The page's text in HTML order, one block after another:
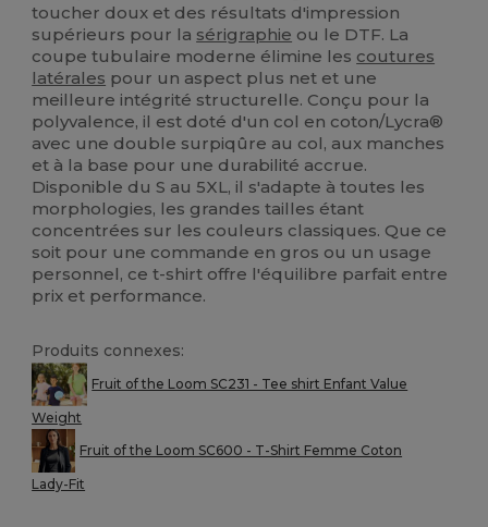
toucher doux et des résultats d'impression
supérieurs pour la sérigraphie ou le DTF. La
coupe tubulaire moderne élimine les coutures
latérales pour un aspect plus net et une
meilleure intégrité structurelle. Conçu pour la
polyvalence, il est doté d'un col en coton/Lycra®
avec une double surpiqûre au col, aux manches
et à la base pour une durabilité accrue.
Disponible du S au 5XL, il s'adapte à toutes les
morphologies, les grandes tailles étant
concentrées sur les couleurs classiques. Que ce
soit pour une commande en gros ou un usage
personnel, ce t-shirt offre l'équilibre parfait entre
prix et performance.
Produits connexes:
Fruit of the Loom SC231 - Tee shirt Enfant Value
Weight
Fruit of the Loom SC600 - T-Shirt Femme Coton
Lady-Fit